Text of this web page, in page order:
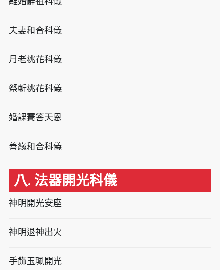
夫妻和合科儀
月老桃花科儀
祭斬桃花科儀
婚課賽答天恩
善緣和合科儀
八. 法器開光科儀
神明開光安座
神明退神出火
手飾玉珮開光